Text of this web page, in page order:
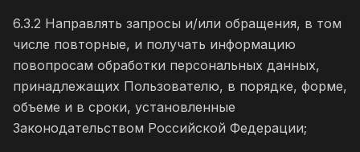
6.3.2 Направлять запросы и/или обращения, в том
числе повторные, и получать информацию
повопросам обработки персональных данных,
принадлежащих Пользователю, в порядке, форме,
объеме и в сроки, установленные
Законодательством Российской Федерации;